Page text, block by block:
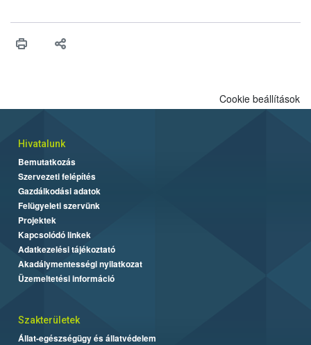
Cookie beállítások
Hivatalunk
Bemutatkozás
Szervezeti felépítés
Gazdálkodási adatok
Felügyeleti szervünk
Projektek
Kapcsolódó linkek
Adatkezelési tájékoztató
Akadálymentességi nyilatkozat
Üzemeltetési információ
Szakterületek
Állat-egészségügy és állatvédelem